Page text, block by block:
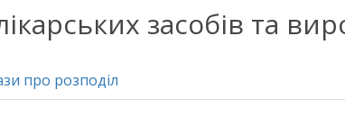
засобів та
про розподіл